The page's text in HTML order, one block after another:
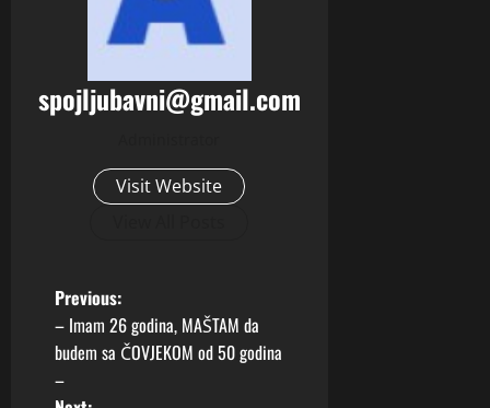
spojljubavni@gmail.com
Visit Website
P
o
s
Previous:
– Imam 26 godina, MAŠTAM da
budem sa ČOVJEKOM od 50 godina
–